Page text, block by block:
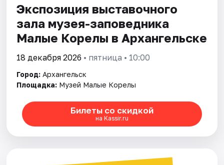
Экспозиция выставочного
зала музея-заповедника
Малые Корелы в Архангельске
18 декабря 2026 • пятница • 10:00
Город: Архангельск
Площадка: Музей Малые Корелы
Билеты со скидкой
на Kassir.ru